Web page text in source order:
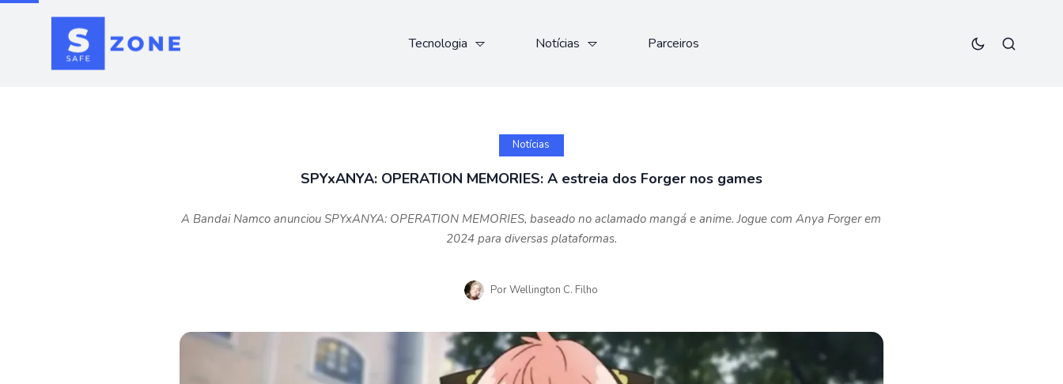
Tecnologia Notícias Parceiros
Notícias
SPYxANYA: OPERATION MEMORIES: A estreia dos Forger nos games
A Bandai Namco anunciou SPYxANYA: OPERATION MEMORIES, baseado no aclamado mangá e anime. Jogue com Anya Forger em
2024 para diversas plataformas.
PorWellington C. Filho